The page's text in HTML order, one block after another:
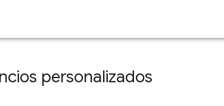
personalizados